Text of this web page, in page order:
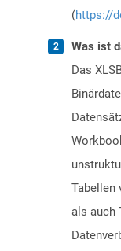
(https://
Was ist
Das
Tabellen
als auch